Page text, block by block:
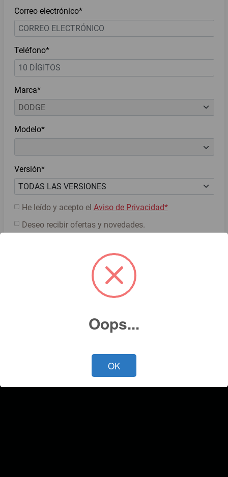
Correo electrónico*
Teléfono*
Marca*
Modelo*
Versión*
He leído y acepto el Aviso de Privacidad*
Deseo recibir ofertas y novedades.
Cotiza ahora
Oops...
OK